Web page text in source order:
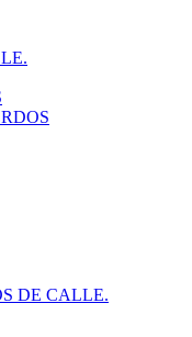
DE CALLE.